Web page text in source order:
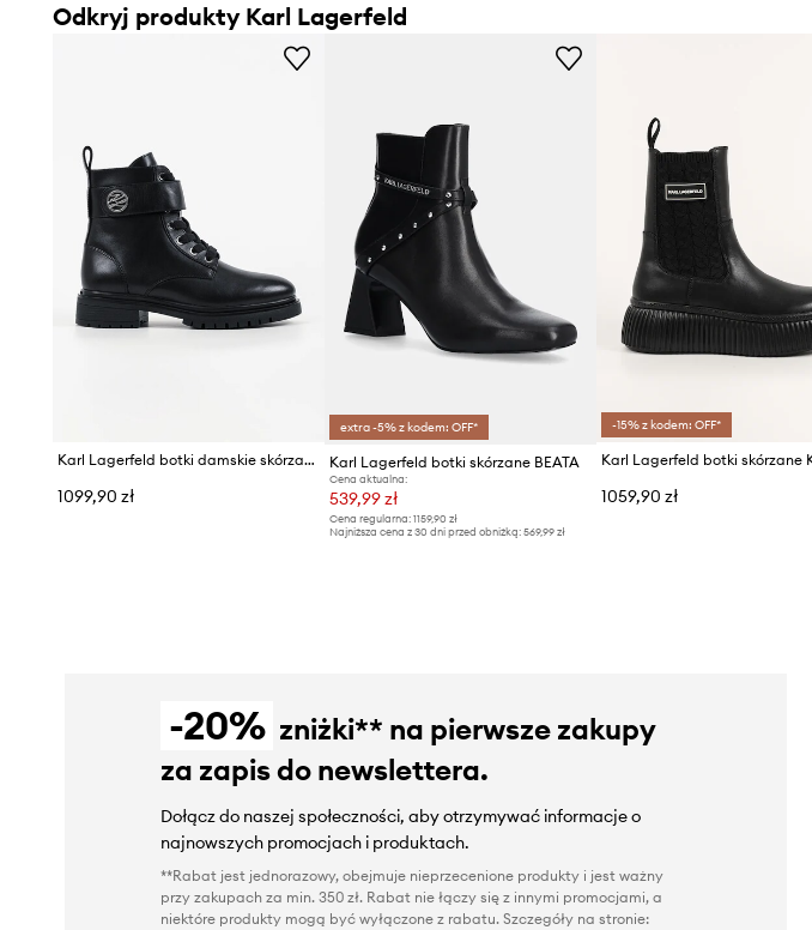
Odkryj produkty Karl Lagerfeld
Karl Lagerfeld botki damskie skórzane Binky
1099,90 zł
extra -5% z kodem: OFF*
Karl Lagerfeld botki skórzane BEATA
Cena aktualna:
539,99 zł
Cena regularna:1159,90 zł
Najniższa cena z 30 dni przed obniżką:569,99 zł
-15% z kodem: OFF*
1059,90 zł
-20% zniżki** na pierwsze zakupy
za zapis do newslettera.
Dołącz do naszej społeczności, aby otrzymywać informacje o
najnowszych promocjach i produktach.
**Rabat jest jednorazowy, obejmuje nieprzecenione produkty i jest ważny
przy zakupach za min. 350 zł. Rabat nie łączy się z innymi promocjami, a
niektóre produkty mogą być wyłączone z rabatu. Szczegóły na stronie: